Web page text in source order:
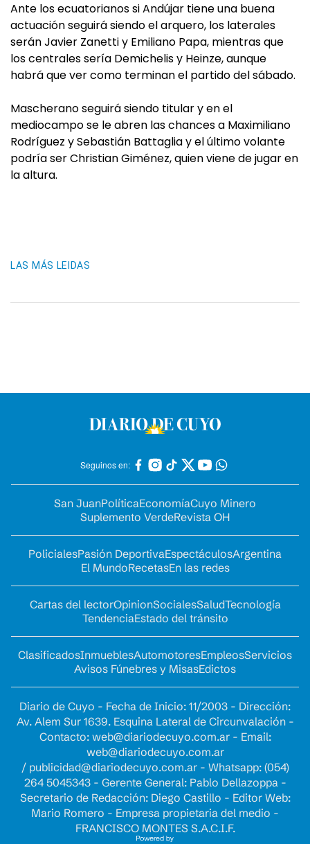
Ante los ecuatorianos si Andújar tiene una buena
actuación seguirá siendo el arquero, los laterales
serán Javier Zanetti y Emiliano Papa, mientras que
los centrales sería Demichelis y Heinze, aunque
habrá que ver como terminan el partido del sábado.
Mascherano seguirá siendo titular y en el
mediocampo se le abren las chances a Maximiliano
Rodríguez y Sebastián Battaglia y el último volante
podría ser Christian Giménez, quien viene de jugar en
la altura.
LAS MÁS LEIDAS
Seguinos en:
San JuanPolíticaEconomíaCuyo Minero
Suplemento VerdeRevista OH
PolicialesPasión DeportivaEspectáculosArgentina
El MundoRecetasEn las redes
Cartas del lectorOpinionSocialesSaludTecnología
TendenciaEstado del tránsito
ClasificadosInmueblesAutomotoresEmpleosServicios
Avisos Fúnebres y MisasEdictos
Diario de Cuyo - Fecha de Inicio: 11/2003 - Dirección:
Av. Alem Sur 1639. Esquina Lateral de Circunvalación -
Contacto: web@diariodecuyo.com.ar- Email:
web@diariodecuyo.com.ar
/ publicidad@diariodecuyo.com.ar- Whatsapp: (054)
264 5045343 - Gerente General: Pablo Dellazoppa -
Secretario de Redacción: Diego Castillo - Editor Web:
Mario Romero - Empresa propietaria del medio -
FRANCISCO MONTES S.A.C.I.F.